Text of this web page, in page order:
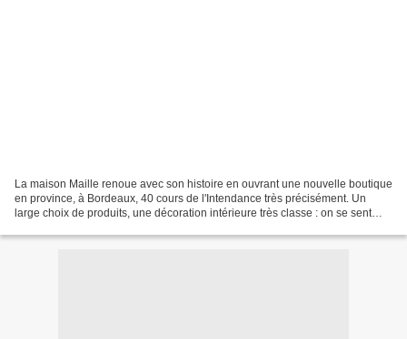
La maison Maille renoue avec son histoire en ouvrant une nouvelle boutique
en province, à Bordeaux, 40 cours de l'Intendance très précisément. Un
large choix de produits, une décoration intérieure très classe : on se sent